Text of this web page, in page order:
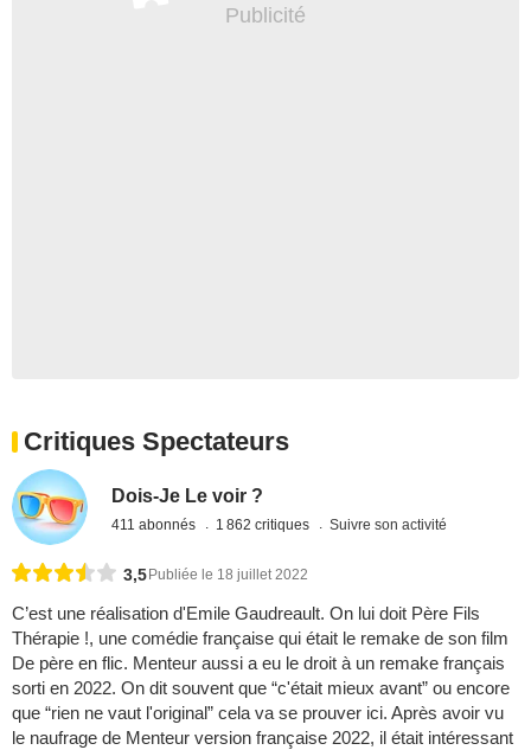
Critiques Spectateurs
Dois-Je Le voir ?
411 abonnés 1 862 critiques Suivre son activité
3,5 Publiée le 18 juillet 2022
C’est une réalisation d'Emile Gaudreault. On lui doit Père Fils
Thérapie !, une comédie française qui était le remake de son film
De père en flic. Menteur aussi a eu le droit à un remake français
sorti en 2022. On dit souvent que “c'était mieux avant” ou encore
que “rien ne vaut l'original” cela va se prouver ici. Après avoir vu
le naufrage de Menteur version française 2022, il était intéressant